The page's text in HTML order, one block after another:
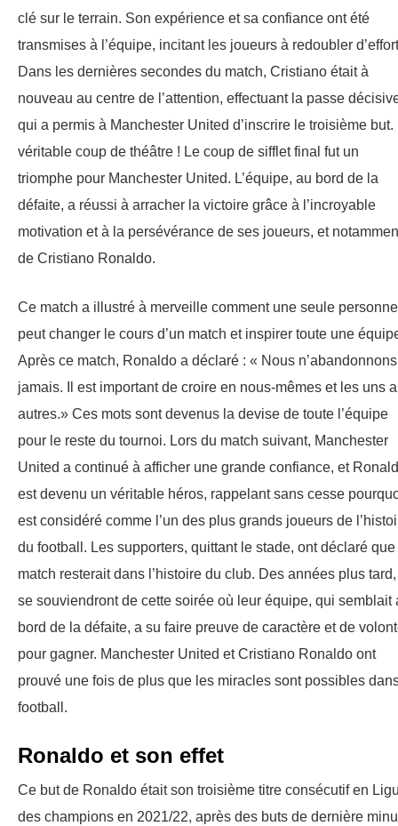
clé sur le terrain. Son expérience et sa confiance ont été
transmises à l’équipe, incitant les joueurs à redoubler
Dans les dernières secondes du match, Cristiano était à
nouveau au centre de l’attention, effectuant la passe
qui a permis à Manchester United d’inscrire le troisième but.
véritable coup de théâtre ! Le coup de sifflet final fut un
triomphe pour Manchester United. L’équipe, au bord de la
défaite, a réussi à arracher la victoire grâce à l’incroyable
motivation et à la persévérance de ses joueurs, et
de Cristiano Ronaldo.
Ce match a illustré à merveille comment une seule personne
peut changer le cours d’un match et inspirer toute une
Après ce match, Ronaldo a déclaré : « Nous n’abandonnons
jamais. Il est important de croire en nous-mêmes et les uns
autres.» Ces mots sont devenus la devise de toute l’équipe
pour le reste du tournoi. Lors du match suivant, Manchester
United a continué à afficher une grande confiance, et
est devenu un véritable héros, rappelant sans cesse
est considéré comme l’un des plus grands joueurs de
du football. Les supporters, quittant le stade, ont déclaré que
match resterait dans l’histoire du club. Des années plus
se souviendront de cette soirée où leur équipe, qui semblait
bord de la défaite, a su faire preuve de caractère et de
pour gagner. Manchester United et Cristiano Ronaldo ont
prouvé une fois de plus que les miracles sont possibles
football.
Ronaldo et son effet
Ce but de Ronaldo était son troisième titre consécutif en
des champions en 2021/22, après des buts de dernière